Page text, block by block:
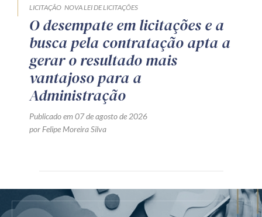
LICITAÇÃO NOVA LEI DE LICITAÇÕES
O desempate em licitações e a
busca pela contratação apta a
gerar o resultado mais
vantajoso para a
Administração
Publicado em 07 de agosto de 2026
por Felipe Moreira Silva